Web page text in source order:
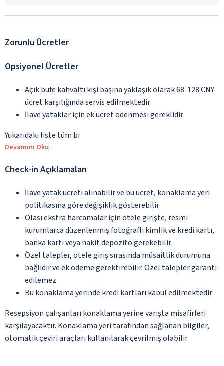
Zorunlu Ücretler
Opsiyonel Ücretler
Açık büfe kahvaltı kişi başına yaklaşık olarak 68-128 CNY
ücret karşılığında servis edilmektedir
İlave yataklar için ek ücret ödenmesi gereklidir
Yukarıdaki liste tüm bi
Devamını Oku
Check-in Açıklamaları
İlave yatak ücreti alınabilir ve bu ücret, konaklama yeri
politikasına göre değişiklik gösterebilir
Olası ekstra harcamalar için otele girişte, resmi
kurumlarca düzenlenmiş fotoğraflı kimlik ve kredi kartı,
banka kartı veya nakit depozito gerekebilir
Özel talepler, otele giriş sırasında müsaitlik durumuna
bağlıdır ve ek ödeme gerektirebilir. Özel talepler garanti
edilemez
Bu konaklama yerinde kredi kartları kabul edilmektedir
Resepsiyon çalışanları konaklama yerine varışta misafirleri
karşılayacaktır. Konaklama yeri tarafından sağlanan bilgiler,
otomatik çeviri araçları kullanılarak çevrilmiş olabilir.